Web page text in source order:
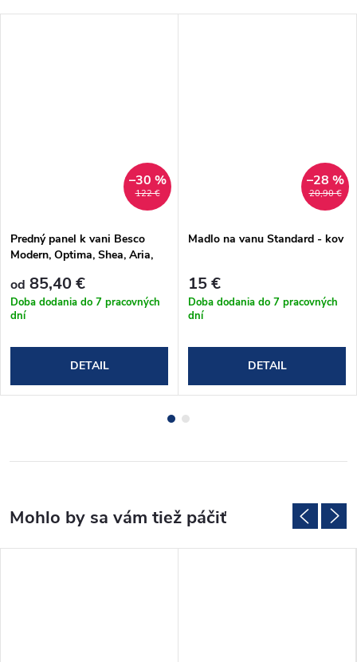
122 €
–30 %
Predný panel k vani Besco
Modern, Optima, Shea, Aria,
od 85,40 €
Doba dodania do 7 pracovných
dní
DETAIL
20,90 €
–28 %
Madlo na vanu Standard - kov
15 €
Doba dodania do 7 pracovných
dní
DETAIL